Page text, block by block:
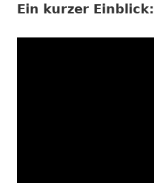
Ein kurzer Einblick: